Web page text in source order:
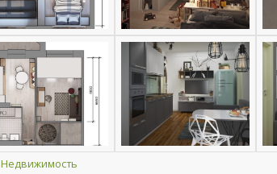
Недвижимость